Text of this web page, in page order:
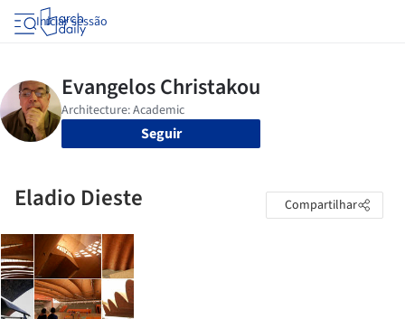
Iniciar sessão
Seguir
Eladio Dieste Compartilhar